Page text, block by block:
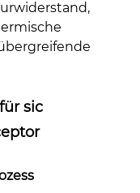
sic